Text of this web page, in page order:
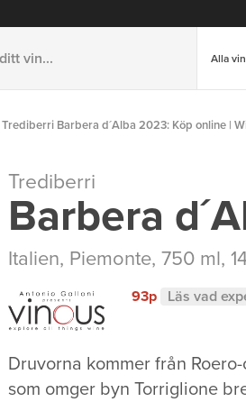
Alla
Trediberri Barbera d´Alba 2023: Köp online |
Trediberri
Barbera
Italien, Piemonte, 750 ml,
93p Läs vad
Druvorna kommer från
som omger byn Torriglione